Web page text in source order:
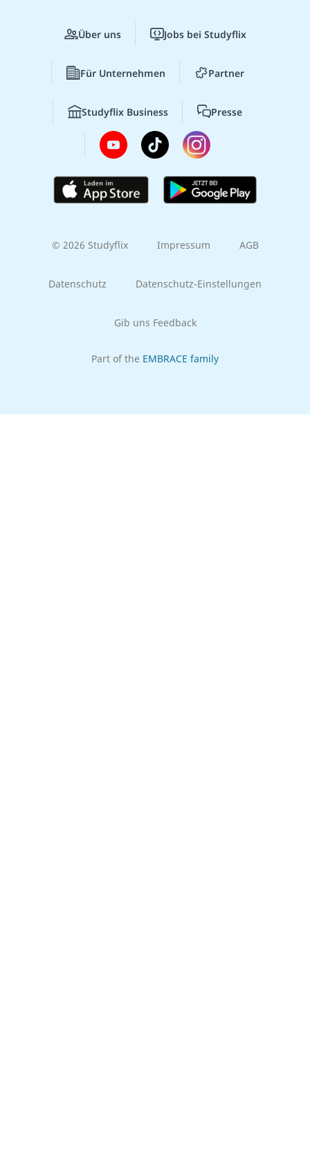
Über uns Jobs bei Studyflix
Für Unternehmen Partner
Studyflix Business Presse
© 2026 Studyflix Impressum AGB
Datenschutz Datenschutz-Einstellungen
Gib uns Feedback
Part of the EMBRACE family